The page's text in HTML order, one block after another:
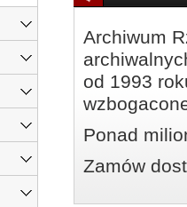
Archiwum
od 1993
Ponad
Zamów